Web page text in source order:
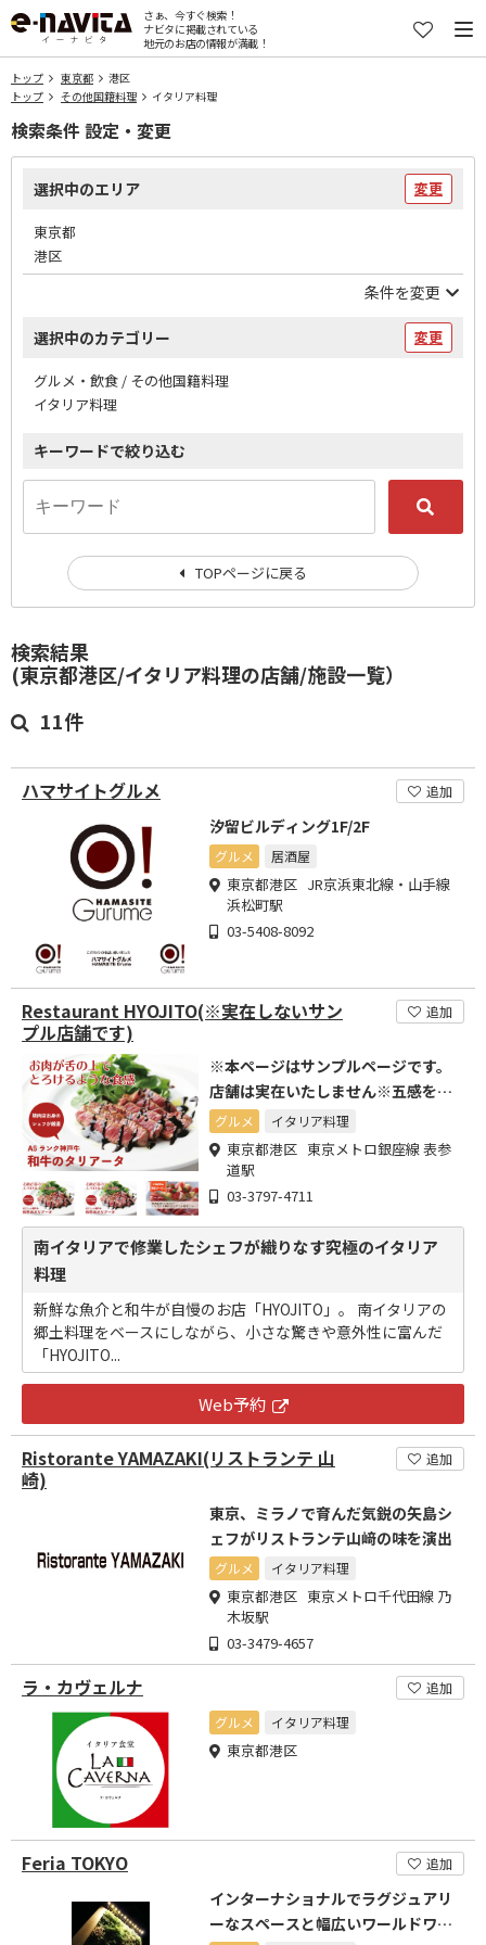
さぁ、今すぐ検索！
ナビタに掲載されている
地元のお店の情報が満載！
トップ 東京都
港区
トップ
その他国籍料理 イタリア料理
検索結果
(東京都港区/イタリア料理の店舗/施設一覧）
11件
ハマサイトグルメ 追加
汐留ビルディング1F/2F
グルメ 居酒屋
東京都港区 JR京浜東北線・山手線
浜松町駅
03-5408-8092
Restaurant HYOJITO(※実在しないサン
プル店舗です)
追加
※本ページはサンプルページです。
店舗は実在いたしません※五感を震
わせるイタリアンの名店。名物「和
牛のタリアータ」は口の中でとろけ
る柔らかさ！
グルメ イタリア料理
東京都港区 東京メトロ銀座線 表参
道駅
03-3797-4711
南イタリアで修業したシェフが織りなす究極のイタリア
料理
新鮮な魚介と和牛が自慢のお店「HYOJITO」。 南イタリアの
郷土料理をベースにしながら、小さな驚きや意外性に富んだ
「HYOJITO...
Web予約
Ristorante YAMAZAKI(リストランテ 山
崎)
追加
東京、ミラノで育んだ気鋭の矢島シ
ェフがリストランテ山﨑の味を演出
グルメ イタリア料理
東京都港区 東京メトロ千代田線 乃
木坂駅
03-3479-4657
ラ・カヴェルナ
追加
グルメ
イタリア料理
東京都港区
Feria TOKYO 追加
インターナショナルでラグジュアリ
ーなスペースと幅広いワールドワイ
検索条件 設定・変更
選択中のエリア 変更
東京都
港区
条件を変更
選択中のカテゴリー 変更
グルメ・飲食 / その他国籍料理
イタリア料理
キーワードで絞り込む
TOPページに戻る